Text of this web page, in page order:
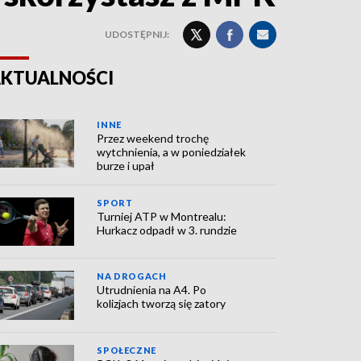
UDOSTĘPNIJ:
INNE
Przez weekend trochę
wytchnienia, a w poniedziałek
burze i upał
SPORT
Turniej ATP w Montrealu:
Hurkacz odpadł w 3. rundzie
NA DROGACH
Utrudnienia na A4. Po
kolizjach tworzą się zatory
SPOŁECZNE